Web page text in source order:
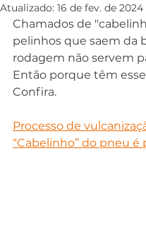
Atualizado: 16 de fev. de 2024
Chamados de
pelinhos que saem da
rodagem não servem
Então porque têm
Confira.
Processo de
“Cabelinho” do pneu é